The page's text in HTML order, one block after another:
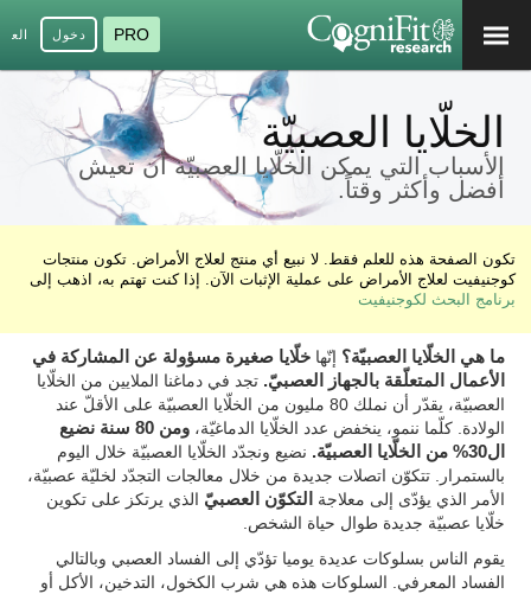
PRO دخول
الخلّايا العصبيّة
الأسباب التي يمكن الخلّايا العصبيّة أن تعيش
أفضل وأكثر وقتاً.
تكون الصفحة هذه للعلم فقط. لا نبيع أي منتج لعلاج الأمراض. تكون منتجات
كوجنيفيت لعلاج الأمراض على عملية الإثبات الآن. إذا كنت تهتم به، اذهب إلى
برنامج البحث لكوجنيفيت
ما هي الخلّايا العصبيّة؟ إنّهاخلّايا صغيرة مسؤولة عن المشاركة في
الأعمال المتعلّقة بالجهاز العصبيّ. تجد في دماغنا الملايين من الخلّايا
العصبيّة، يقدّر أن نملك 80 مليون من الخلّايا العصبيّة على الأقلّ عند
الولادة. كلّما ننمو، ينخفض عدد الخلّايا الدماغيّة،
ومن 80 سنة نضيع
ال30% من الخلّايا العصبيّة.
نضيع ونجدّد الخلّايا العصبيّة خلال اليوم
بالستمرار. تتكوّن اتصلات جديدة من خلال معالجات التجدّد لخليّة عصبيّة،
الأمر الذي يؤدّى إلى معلاجة
التكوّن العصبيّ الذي يرتكز على تكوين
خلّايا عصبيّة جديدة طوال حياة الشخص.
يقوم الناس بسلوكات عديدة يوميا تؤدّي إلى الفساد العصبي وبالتالي
الفساد المعرفي. السلوكات هذه هي شرب الكخول، التدخين، الأكل أو